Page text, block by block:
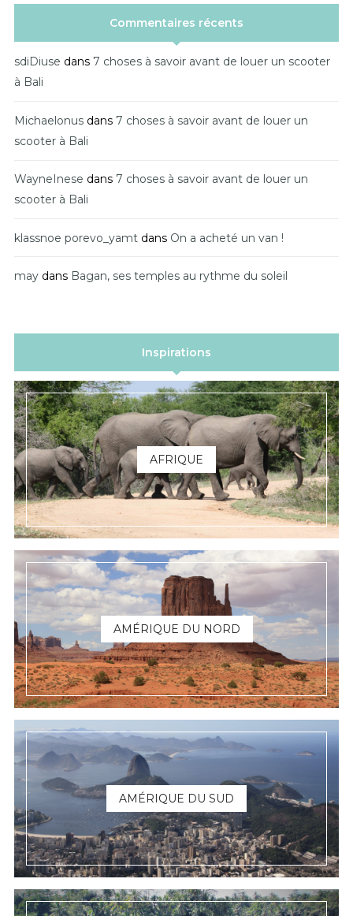
Commentaires récents
sdiDiuse dans 7 choses à savoir avant de louer un scooter
à Bali
Michaelonus dans 7 choses à savoir avant de louer un
scooter à Bali
WayneInese dans 7 choses à savoir avant de louer un
scooter à Bali
klassnoe porevo_yamt dans On a acheté un van !
may dans Bagan, ses temples au rythme du soleil
Inspirations
AFRIQUE
AMÉRIQUE DU NORD
AMÉRIQUE DU SUD